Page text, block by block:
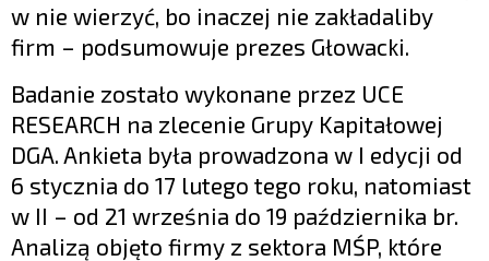
w nie wierzyć, bo inaczej nie zakładaliby
firm – podsumowuje prezes Głowacki.
Badanie zostało wykonane przez UCE
RESEARCH na zlecenie Grupy Kapitałowej
DGA. Ankieta była prowadzona w I edycji od
6 stycznia do 17 lutego tego roku, natomiast
w II – od 21 września do 19 października br.
Analizą objęto firmy z sektora MŚP, które